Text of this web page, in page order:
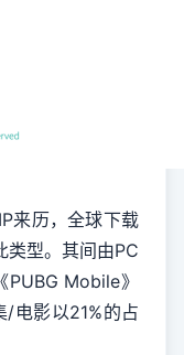
来历，全球下载
类型。其间由PC
Mobile》
电影以21%的占